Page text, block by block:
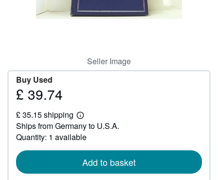
CLOSE
Seller Image
Buy Used
Price
39.74
£ 39.74
£ 35.15 shipping
Learn
more
about
shipping
Ships from Germany to U.S.A.
Quantity: 1 available
Add to basket